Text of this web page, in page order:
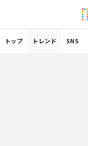
トップ トレンド SNS